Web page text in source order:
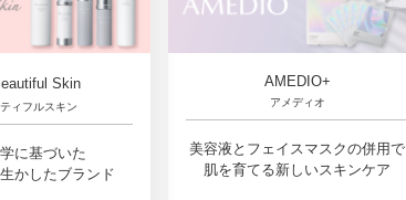
Skin
ィフルスキン
に基づいた
かしたブランド
AMEDIO+
アメディオ
美容液とフェイスマスクの併用で
肌を育てる新しいスキンケア